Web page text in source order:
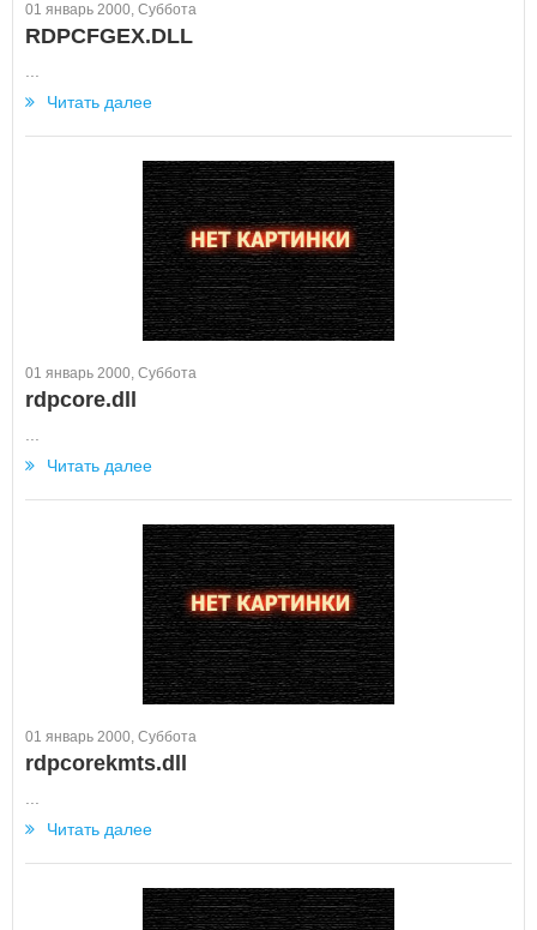
01 январь 2000, Суббота
RDPCFGEX.DLL
Читать далее
01 январь 2000, Суббота
rdpcore.dll
Читать далее
01 январь 2000, Суббота
rdpcorekmts.dll
Читать далее